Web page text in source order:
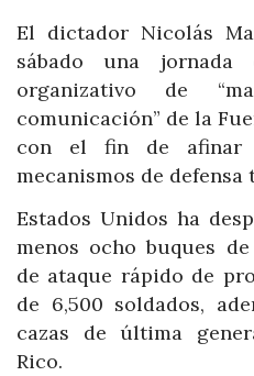
El dictador Nicolás
sábado una jornada
organizativo de
comunicación” de la
con el fin de afinar
mecanismos de defensa
Estados Unidos ha
menos ocho buques
de ataque rápido de
de 6,500 soldados,
cazas de última
Rico.